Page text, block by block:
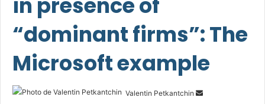
“dominant firms”: The
Microsoft example
Valentin Petkantchin
Envoyer